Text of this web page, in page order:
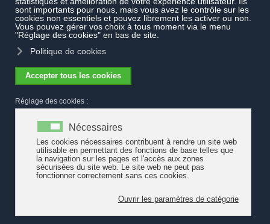
Rencontre dans le canton de Genève
enfancea organisé une rencontre à Genève le 29 septembre 2016. Une
trentaine de personnes, représentant l’accueil collectif pré et
parascolaire et l’accueil familial de jour, se sont réunies.
La discussion a notamment abordé les liens entre les enjeux
communaux et cantonaux ainsi que les enjeux à porter aux
niveaux romand et national. Sur le plan local, les réflexions ont
questionné la professionnalisation du système de gouvernance et
évoqué des modèles de financement possibles.
, et de contribuer ainsi à une reconnaissance accrue des
d’ordre très divers sont nommés : l’universalité de l’accueil, un